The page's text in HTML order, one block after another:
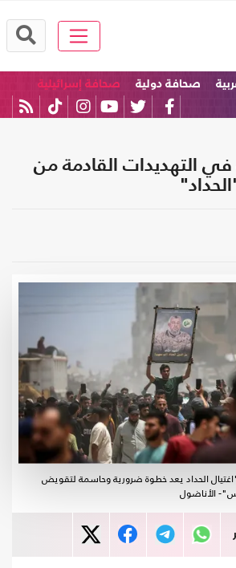
صحافة دولية صحافة إسرائيلية
في التهديدات القادمة من
الحداد يعد خطوة ضرورية وحاسمة لتقويض
الأناضول